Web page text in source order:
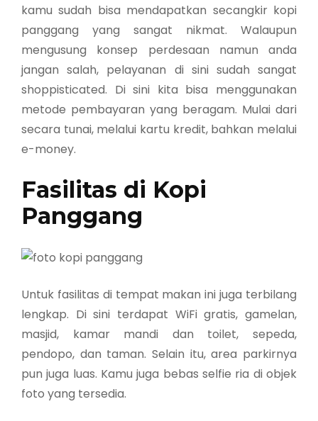
kamu sudah bisa mendapatkan secangkir kopi
panggang yang sangat nikmat. Walaupun
mengusung konsep perdesaan namun anda
jangan salah, pelayanan di sini sudah sangat
shoppisticated. Di sini kita bisa menggunakan
metode pembayaran yang beragam. Mulai dari
secara tunai, melalui kartu kredit, bahkan melalui
e-money.
Fasilitas di Kopi
Panggang
Untuk fasilitas di tempat makan ini juga terbilang
lengkap. Di sini terdapat WiFi gratis, gamelan,
masjid, kamar mandi dan toilet, sepeda,
pendopo, dan taman. Selain itu, area parkirnya
pun juga luas. Kamu juga bebas selfie ria di objek
foto yang tersedia.